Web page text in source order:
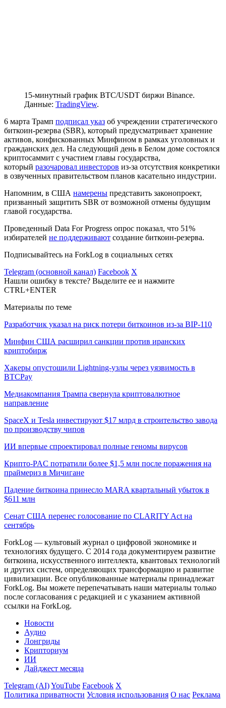
15-минутный график BTC/USDT биржи Binance.
Данные: TradingView.
6 марта Трамп подписал указ об учреждении стратегического
биткоин-резерва (SBR), который предусматривает хранение
активов, конфискованных Минфином в рамках уголовных и
гражданских дел. На следующий день в Белом доме состоялся
криптосаммит с участием главы государства,
который разочаровал инвесторов из-за отсутствия конкретики
в озвученных правительством планов касательно индустрии.
Напомним, в США намерены представить законопроект,
призванный защитить SBR от возможной отмены будущим
главой государства.
Проведенный Data For Progress опрос показал, что 51%
избирателей не поддерживают создание биткоин-резерва.
Подписывайтесь на ForkLog в социальных сетях
Telegram (основной канал) Facebook X
Нашли ошибку в тексте? Выделите ее и нажмите
CTRL+ENTER
Материалы по теме
Разработчик указал на риск потери биткоинов из-за BIP-110
Минфин США расширил санкции против иранских
криптобирж
Хакеры опустошили Lightning-узлы через уязвимость в
BTCPay
Медиакомпания Трампа свернула криптовалютное
направление
SpaceX и Tesla инвестируют $17 млрд в строительство завода
по производству чипов
ИИ впервые спроектировал полные геномы вирусов
Крипто-PAC потратили более $1,5 млн после поражения на
праймериз в Мичигане
Падение биткоина принесло MARA квартальный убыток в
$611 млн
Сенат США перенес голосование по CLARITY Act на
сентябрь
ForkLog — культовый журнал о цифровой экономике и
технологиях будущего. С 2014 года документируем развитие
биткоина, искусственного интеллекта, квантовых технологий
и других систем, определяющих трансформацию и развитие
цивилизации. Все опубликованные материалы принадлежат
ForkLog. Вы можете перепечатывать наши материалы только
после согласования с редакцией и с указанием активной
ссылки на ForkLog.
Новости
Аудио
Лонгриды
Крипториум
ИИ
Дайджест месяца
Telegram (AI)YouTube Facebook X
Политика приватности Условия использования О нас Реклама